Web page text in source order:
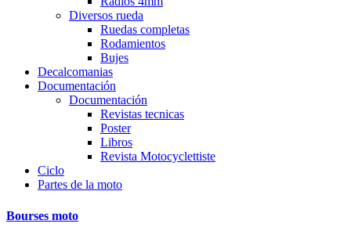
Diversos rueda
Ruedas completas
Rodamientos
Bujes
Decalcomanias
Documentación
Documentación
Revistas tecnicas
Poster
Libros
Revista Motocyclettiste
Ciclo
Partes de la moto
Bourses moto